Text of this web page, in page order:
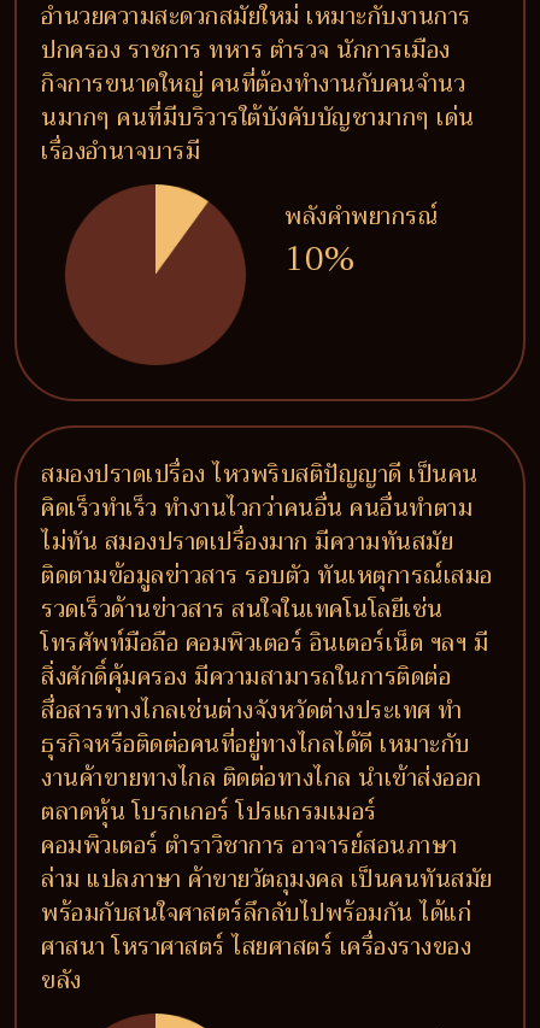
อำนวยความสะดวกสมัยใหม่ เหมาะกับงานการ
ปกครอง ราชการ ทหาร ตำรวจ นักการเมือง
กิจการขนาดใหญ่ คนที่ต้องทำงานกับคนจำนว
นมากๆ คนที่มีบริวารใต้บังคับบัญชามากๆ เด่น
เรื่องอำนาจบารมี
พลังคำพยากรณ์
10%
สมองปราดเปรื่อง ไหวพริบสติปัญญาดี เป็นคน
คิดเร็วทำเร็ว ทำงานไวกว่าคนอื่น คนอื่นทำตาม
ไม่ทัน สมองปราดเปรื่องมาก มีความทันสมัย
ติดตามข้อมูลข่าวสาร รอบตัว ทันเหตุการณ์เสมอ
รวดเร็วด้านข่าวสาร สนใจในเทคโนโลยีเช่น
โทรศัพท์มือถือ คอมพิวเตอร์ อินเตอร์เน็ต ฯลฯ มี
สิ่งศักดิ์คุ้มครอง มีความสามารถในการติดต่อ
สื่อสารทางไกลเช่นต่างจังหวัดต่างประเทศ ทำ
ธุรกิจหรือติดต่อคนที่อยู่ทางไกลได้ดี เหมาะกับ
งานค้าขายทางไกล ติดต่อทางไกล นำเข้าส่งออก
ตลาดหุ้น โบรกเกอร์ โปรแกรมเมอร์
คอมพิวเตอร์ ตำราวิชาการ อาจารย์สอนภาษา
ล่าม แปลภาษา ค้าขายวัตถุมงคล เป็นคนทันสมัย
พร้อมกับสนใจศาสตร์ลึกลับไปพร้อมกัน ได้แก่
ศาสนา โหราศาสตร์ ไสยศาสตร์ เครื่องรางของ
ขลัง